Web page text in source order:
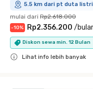
5.5 km dari pt duta
mulai dari Rp2.618.000
-10% Rp2.356.200 /
Diskon sewa min. 12 Bulan
Lihat info lebih banyak